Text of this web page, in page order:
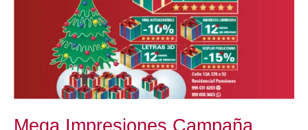
Mega Impresiones Campaña